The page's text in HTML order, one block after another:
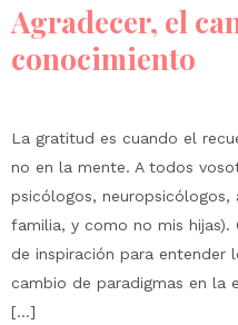
Agradecer, el
conocimiento
La gratitud es cuando el
no en la mente. A todos
psicólogos, neuropsicólogos,
familia, y como no mis
de inspiración para entender
cambio de paradigmas en la
[…]